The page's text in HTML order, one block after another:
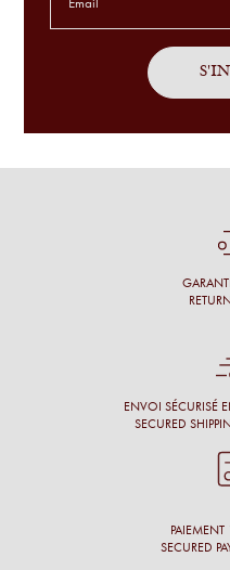
un grand choix et fait des
Une cliente
Conseil personnalisé et
de l’opticien et beaucoup de
Conseil, large choix de
ENVOI SÉCURISÉ
SECURED
SECURED